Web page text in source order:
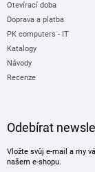
Otevírací doba
Doprava a platba
PK computers - IT
Katalogy
Návody
Recenze
Odebírat
Vložte svůj e-mail a my
našem e-shopu.